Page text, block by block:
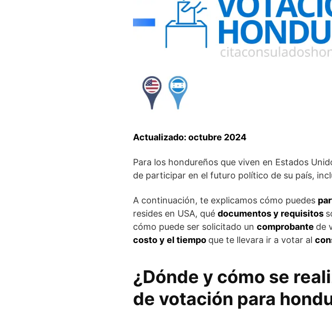
Actualizado: octubre 2024
Para los hondureños que viven en Estados
de participar en el futuro político de su país,
A continuación, te explicamos cómo puedes
resides en USA, qué documentos y requisitos
cómo puede ser solicitado un comprobante de
costo y el tiempo que te llevara ir a votar al
¿Dónde y cómo se
de votación para